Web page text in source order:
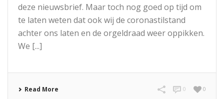
deze nieuwsbrief. Maar toch nog goed op tijd om
te laten weten dat ook wij de coronastilstand
achter ons laten en de orgeldraad weer oppikken.
We [...]
Read More 0
0